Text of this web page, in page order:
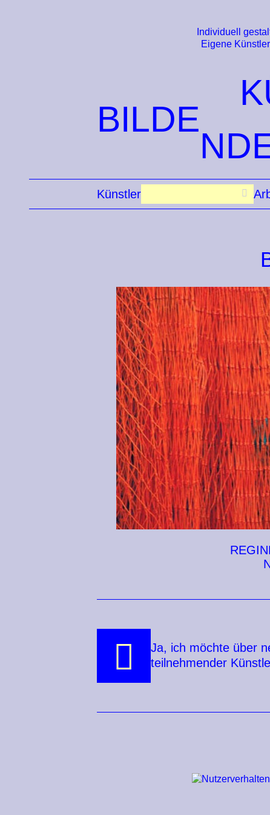
Individuell
Eigene
BILDE
Künstler
Ja, ich möchte über
teilnehmender